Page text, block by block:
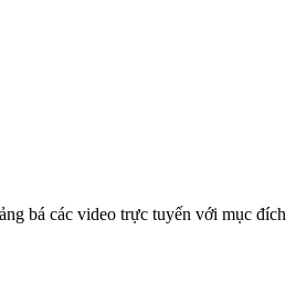
bá các video trực tuyến với mục đích